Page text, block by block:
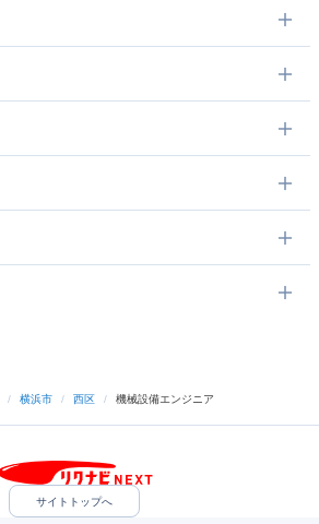
/ 横浜市 / 西区 / 機械設備エンジニア
サイトトップへ